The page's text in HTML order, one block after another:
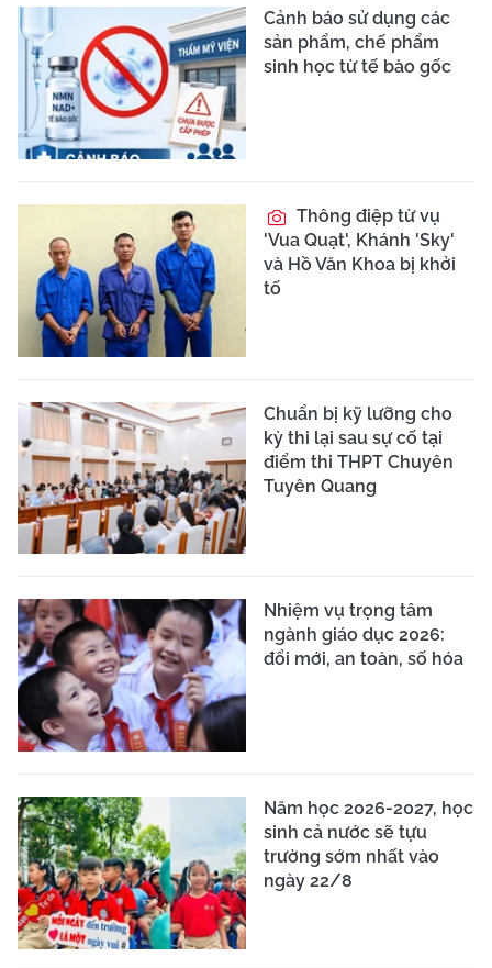
Cảnh báo sử dụng các
sản phẩm, chế phẩm
sinh học từ tế bào gốc
Thông điệp từ vụ
'Vua Quạt', Khánh 'Sky'
và Hồ Văn Khoa bị khởi
tố
Chuẩn bị kỹ lưỡng cho
kỳ thi lại sau sự cố tại
điểm thi THPT Chuyên
Tuyên Quang
Nhiệm vụ trọng tâm
ngành giáo dục 2026:
đổi mới, an toàn, số hóa
Năm học 2026-2027, học
sinh cả nước sẽ tựu
trường sớm nhất vào
ngày 22/8